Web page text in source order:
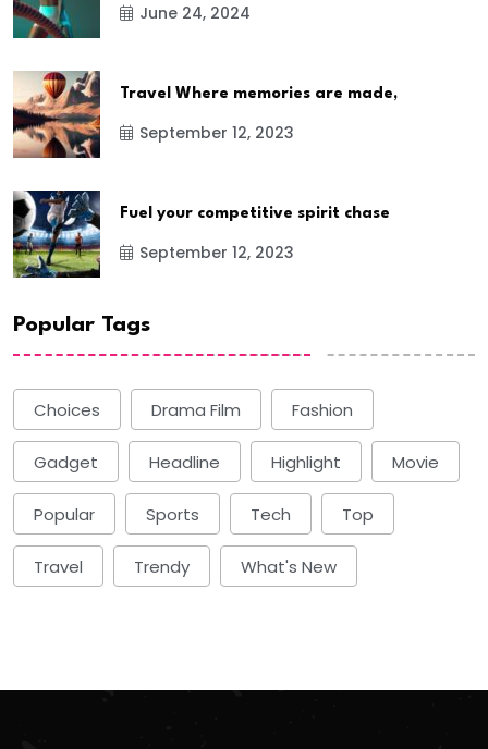
June 24, 2024
Travel Where memories are made,
September 12, 2023
Fuel your competitive spirit chase
September 12, 2023
Popular Tags
Choices Drama Film Fashion
Gadget Headline Highlight Movie
Popular Sports Tech Top
Travel Trendy What's New